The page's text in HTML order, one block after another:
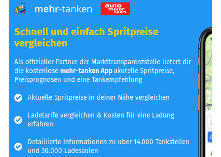
Schnell und einfach Spritpreise
vergleichen
Als offizieller Partner der Markttransparenzstelle liefert dir
die kostenlosemehr-tanken Appakutelle Spritpreise,
Preisprognosen und eine Tankempfehlung
Aktuelle Spritpreise in deiner Nähe vergleichen
Ladetarife vergleichen & Kosten für eine Ladung
erfahren
Detaillierte Informationen zu über 14.000 Tankstellen
und 30.000 Ladesäulen